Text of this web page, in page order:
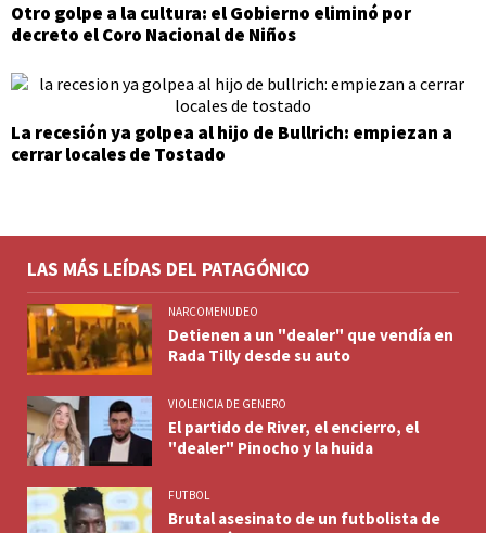
Otro golpe a la cultura: el Gobierno eliminó por
decreto el Coro Nacional de Niños
La recesión ya golpea al hijo de Bullrich: empiezan a
cerrar locales de Tostado
LAS MÁS LEÍDAS DEL PATAGÓNICO
NARCOMENUDEO
Detienen a un "dealer" que vendía en
Rada Tilly desde su auto
VIOLENCIA DE GENERO
El partido de River, el encierro, el
"dealer" Pinocho y la huida
FUTBOL
Brutal asesinato de un futbolista de